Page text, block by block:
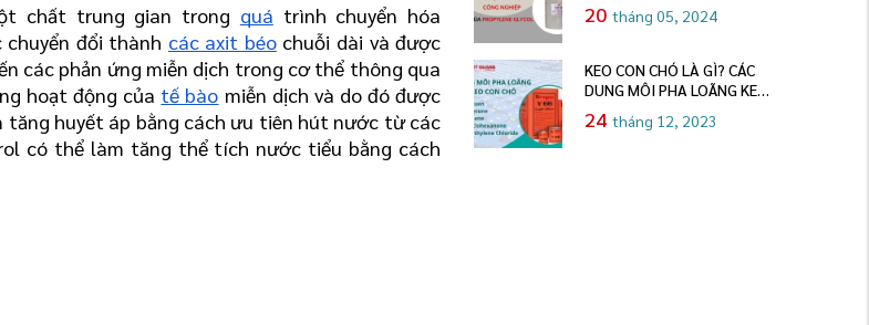
chất trung gian trong quá trình chuyển hóa
đổi thành các axit béo chuỗi dài và được
các phản ứng miễn dịch trong cơ thể thông qua
hoạt động của tế bào miễn dịch và do đó được
tăng huyết áp bằng cách ưu tiên hút nước từ các
có thể làm tăng thể tích nước tiểu bằng cách
20 tháng 05, 2024
KEO CON CHÓ LÀ GÌ? CÁC
DUNG MÔI PHA LOÃNG KEO
CON CHÓ
24 tháng 12, 2023